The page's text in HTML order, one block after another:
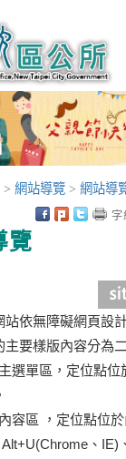
> 網站導覽 > 網站導
覽
字
站依無障礙網頁設
主要樣版內容分為
選單區，定位點位
容區 ，定位點位
Alt+U(Chrome、IE)